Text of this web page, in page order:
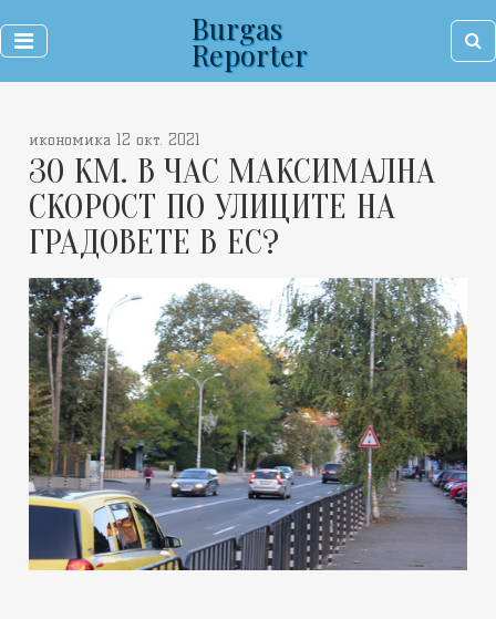
Burgas
Reporter
икономика 12 окт. 2021
30 КМ. В ЧАС МАКСИМАЛНА
СКОРОСТ ПО УЛИЦИТЕ НА
ГРАДОВЕТЕ В ЕС?